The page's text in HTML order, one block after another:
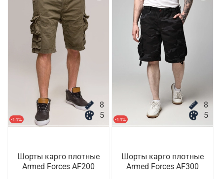
-14%
8
5
Шорты карго плотные
Armed Forces AF200
-14%
8
5
Шорты карго плотные
Armed Forces AF300